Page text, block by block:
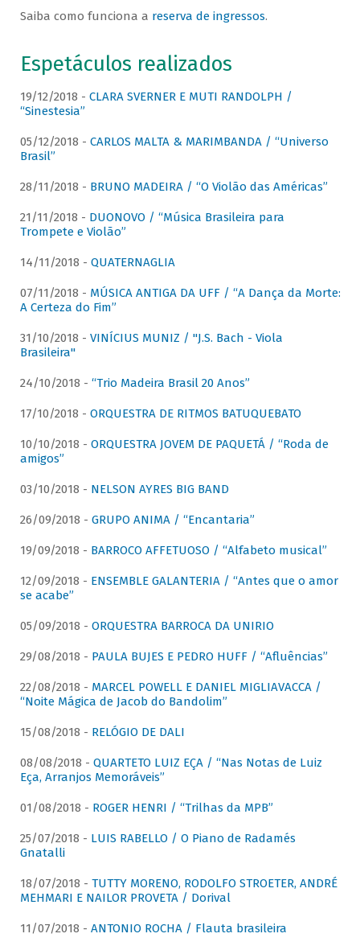
Saiba como funciona a reserva de ingressos.
Espetáculos realizados
19/12/2018 - CLARA SVERNER E MUTI RANDOLPH /
“Sinestesia”
05/12/2018 - CARLOS MALTA & MARIMBANDA / “Universo
Brasil”
28/11/2018 - BRUNO MADEIRA / “O Violão das Américas”
21/11/2018 - DUONOVO / “Música Brasileira para
Trompete e Violão”
14/11/2018 - QUATERNAGLIA
07/11/2018 - MÚSICA ANTIGA DA UFF / “A Dança da Morte:
A Certeza do Fim”
31/10/2018 - VINÍCIUS MUNIZ / "J.S. Bach - Viola
Brasileira"
24/10/2018 - “Trio Madeira Brasil 20 Anos”
17/10/2018 - ORQUESTRA DE RITMOS BATUQUEBATO
10/10/2018 - ORQUESTRA JOVEM DE PAQUETÁ / “Roda de
amigos”
03/10/2018 - NELSON AYRES BIG BAND
26/09/2018 - GRUPO ANIMA / “Encantaria”
19/09/2018 - BARROCO AFFETUOSO / “Alfabeto musical”
12/09/2018 - ENSEMBLE GALANTERIA / “Antes que o amor
se acabe”
05/09/2018 - ORQUESTRA BARROCA DA UNIRIO
29/08/2018 - PAULA BUJES E PEDRO HUFF / “Afluências”
22/08/2018 - MARCEL POWELL E DANIEL MIGLIAVACCA /
“Noite Mágica de Jacob do Bandolim”
15/08/2018 - RELÓGIO DE DALI
08/08/2018 - QUARTETO LUIZ EÇA / “Nas Notas de Luiz
Eça, Arranjos Memoráveis”
01/08/2018 - ROGER HENRI / “Trilhas da MPB”
25/07/2018 - LUIS RABELLO / O Piano de Radamés
Gnatalli
18/07/2018 - TUTTY MORENO, RODOLFO STROETER, ANDRÉ
MEHMARI E NAILOR PROVETA / Dorival
11/07/2018 - ANTONIO ROCHA / Flauta brasileira